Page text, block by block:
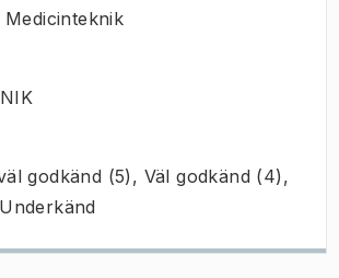
godkänd (5), Väl godkänd (4),